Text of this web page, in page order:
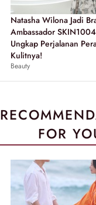
Natasha Wilona Jadi
Ambassador
Ungkap Perjalanan
Kulitnya!
Beauty
FOR